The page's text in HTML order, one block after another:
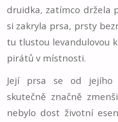
druidka, zatímco držela
si zakryla prsa, prsty
tu tlustou levandulovou
pirátů v místnosti.
Její prsa se od jejího
skutečně značně
nebylo dost životní